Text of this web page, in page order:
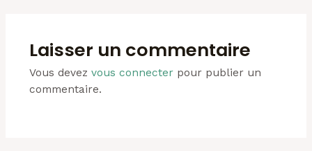
Laisser un commentaire
Vous devez vous connecterpour publier un
commentaire.